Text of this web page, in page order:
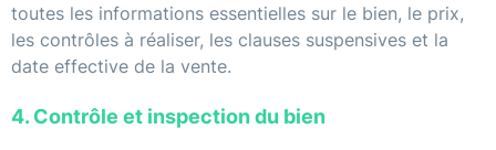
toutes les informations essentielles sur le bien, le prix,
les contrôles à réaliser, les clauses suspensives et la
date effective de la vente.
4. Contrôle et inspection du bien